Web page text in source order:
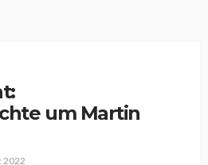
um Martin
2022